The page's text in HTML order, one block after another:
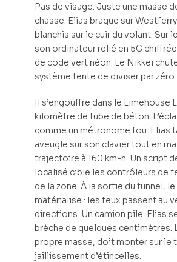
Pas de visage. Juste une masse
chasse. Elias braque sur
blanchis sur le cuir du volant. Sur
son ordinateur relié en 5G
de code vert néon. Le Nikkei
système tente de diviser par zéro.
Il s’engouffre dans le Limehouse
kilomètre de tube de béton.
comme un métronome fou. Elias
aveugle sur son clavier tout en
trajectoire à 160 km-h. Un script
localisé cible les contrôleurs de
de la zone. À la sortie du tunnel,
matérialise : les feux passent au
directions. Un camion pile. Elias
brèche de quelques centimètres.
propre masse, doit monter sur le
jaillissement d’étincelles.